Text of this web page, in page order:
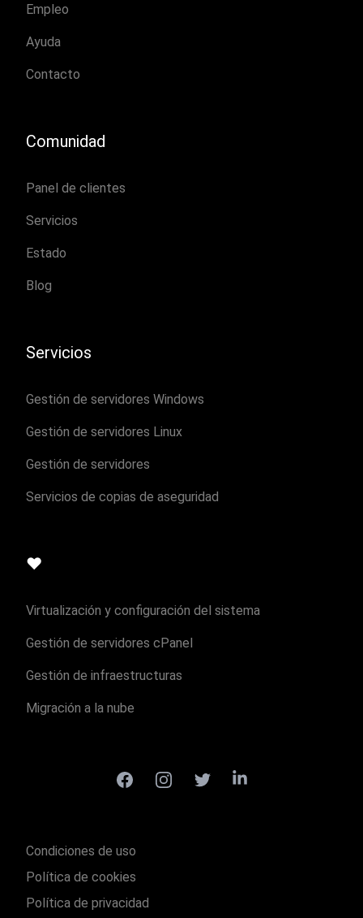
Empleo
Ayuda
Contacto
Comunidad
Panel de clientes
Servicios
Estado
Blog
Servicios
Gestión de servidores Windows
Gestión de servidores Linux
Gestión de servidores
Servicios de copias de aseguridad
❤️
Virtualización y configuración del sistema
Gestión de servidores cPanel
Gestión de infraestructuras
Migración a la nube
FacebookInstagramTwitter LinkedIn
Condiciones de uso
Política de cookies
Política de privacidad